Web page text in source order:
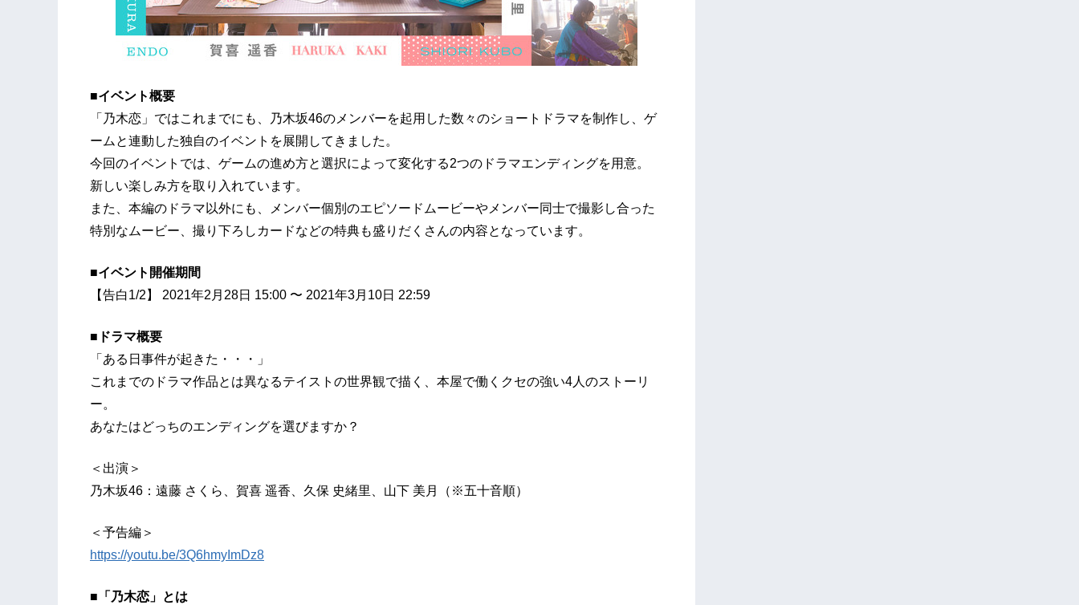
■イベント概要
「乃木恋」ではこれまでにも、乃木坂46のメンバーを起用した数々のショートドラマを制作し、ゲ
ームと連動した独自のイベントを展開してきました。
今回のイベントでは、ゲームの進め方と選択によって変化する2つのドラマエンディングを用意。
新しい楽しみ方を取り入れています。
また、本編のドラマ以外にも、メンバー個別のエピソードムービーやメンバー同士で撮影し合った
特別なムービー、撮り下ろしカードなどの特典も盛りだくさんの内容となっています。
■イベント開催期間
【告白1/2】 2021年2月28日 15:00 〜 2021年3月10日 22:59
■ドラマ概要
「ある日事件が起きた・・・」
これまでのドラマ作品とは異なるテイストの世界観で描く、本屋で働くクセの強い4人のストーリ
ー。
あなたはどっちのエンディングを選びますか？
＜出演＞
乃木坂46：遠藤 さくら、賀喜 遥香、久保 史緒里、山下 美月（※五十音順）
＜予告編＞
https://youtu.be/3Q6hmyImDz8
■「乃木恋」とは